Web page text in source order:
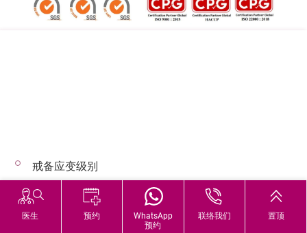
医生 预约
WhatsApp
预约
联络我们 置顶
© 2026 版权所有 © 港安医疗 保留一切权利
戒备应变级别
恶劣天气下的诊症安排